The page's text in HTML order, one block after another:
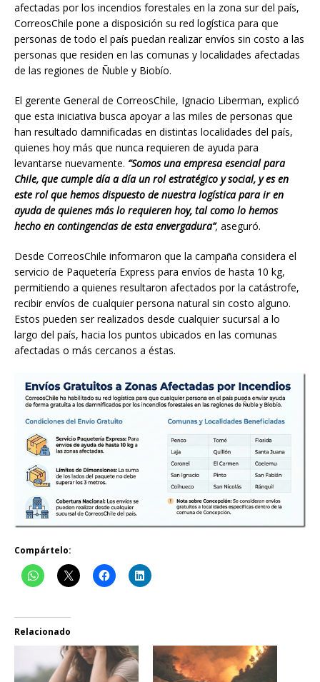
afectadas por los incendios forestales en la zona sur del país,
CorreosChile pone a disposición su red logística para que
personas de todo el país puedan realizar envíos sin costo a las
personas que residen en las comunas y localidades afectadas
de las regiones de Ñuble y Biobío.
El gerente General de CorreosChile, Ignacio Liberman, explicó
que esta iniciativa busca apoyar a las miles de personas que
han resultado damnificadas en distintas localidades del país,
quienes hoy más que nunca requieren de ayuda para
levantarse nuevamente. “Somos una empresa esencial para
Chile, que cumple día a día un rol estratégico y social, y es en
este rol que hemos dispuesto de nuestra logística para ir en
ayuda de quienes más lo requieren hoy, tal como lo hemos
hecho en contingencias de esta envergadura”, aseguró.
Desde CorreosChile informaron que la campaña considera el
servicio de Paquetería Express para envíos de hasta 10 kg,
permitiendo a quienes resultaron afectados por la catástrofe,
recibir envíos de cualquier persona natural sin costo alguno.
Estos pueden ser realizados desde cualquier sucursal a lo
largo del país, hacia los puntos ubicados en las comunas
afectadas o más cercanos a éstas.
Compártelo:
Relacionado